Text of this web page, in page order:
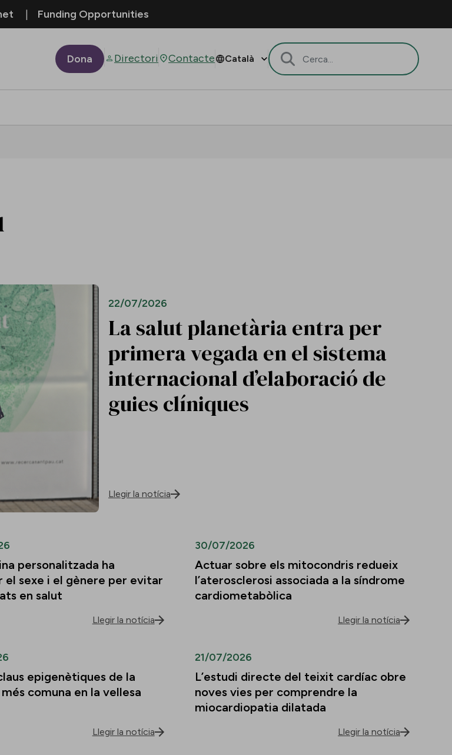
Funding Opportunities
Dona Directori Contacte
22/07/2026
La salut planetària entra per
primera vegada en el sistema
internacional d’elaboració de
guies clíniques
Llegir la notícia
personalitzada ha
el sexe i el gènere per evitar
en salut
Llegir la notícia
30/07/2026
Actuar sobre els mitocondris redueix
l’aterosclerosi associada a la síndrome
cardiometabòlica
Llegir la notícia
epigenètiques de la
comuna en la vellesa
Llegir la notícia
21/07/2026
L’estudi directe del teixit cardíac obre
noves vies per comprendre la
miocardiopatia dilatada
Llegir la notícia